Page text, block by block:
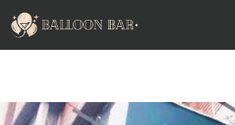
主
容